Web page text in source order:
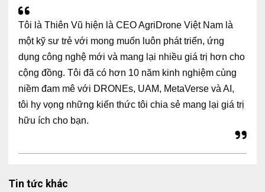
Tôi là Thiên Vũ hiện là CEO AgriDrone Việt Nam là
một kỹ sư trẻ với mong muốn luôn phát triển, ứng
dụng công nghệ mới và mang lại nhiều giá trị hơn cho
cộng đồng. Tôi đã có hơn 10 năm kinh nghiệm cùng
niềm đam mê với DRONEs, UAM, MetaVerse và AI,
tôi hy vọng những kiến thức tôi chia sẻ mang lại giá trị
hữu ích cho bạn.
Tin tức khác